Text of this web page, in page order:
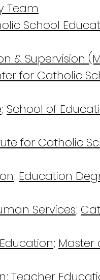
Team
School
& Supervision
for Catholic
; School of
for Catholic
; Education
Services;
; Master
; Teacher